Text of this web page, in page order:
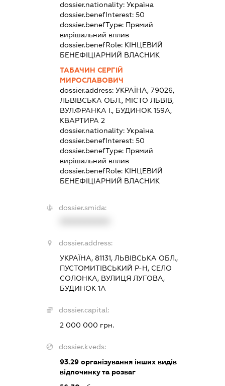
dossier.nationality:Україна
dossier.benefInterest:50
dossier.benefType: Прямий
вирішальний вплив
dossier.benefRole: КІНЦЕВИЙ
БЕНЕФІЦІАРНИЙ ВЛАСНИК
ТАБАЧИН СЕРГІЙ
МИРОСЛАВОВИЧ
dossier.address:УКРАЇНА, 79026,
ЛЬВІВСЬКА ОБЛ., МІСТО ЛЬВІВ,
ВУЛ.ФРАНКА І., БУДИНОК 159А,
КВАРТИРА 2
dossier.nationality:Україна
dossier.benefInterest:50
dossier.benefType: Прямий
вирішальний вплив
dossier.benefRole: КІНЦЕВИЙ
БЕНЕФІЦІАРНИЙ ВЛАСНИК
dossier.smida:
dossier.address:
УКРАЇНА, 81131, ЛЬВІВСЬКА ОБЛ.,
ПУСТОМИТІВСЬКИЙ Р-Н, СЕЛО
СОЛОНКА, ВУЛИЦЯ ЛУГОВА,
БУДИНОК 1А
dossier.capital:
2 000 000 грн.
dossier.kveds:
93.29 організування інших видів
відпочинку та розваг